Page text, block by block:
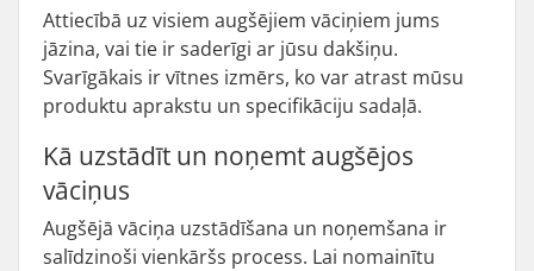
Attiecībā uz visiem augšējiem vāciņiem jums
jāzina, vai tie ir saderīgi ar jūsu dakšiņu.
Svarīgākais ir vītnes izmērs, ko var atrast mūsu
produktu aprakstu un specifikāciju sadaļā.
Kā uzstādīt un noņemt augšējos
vāciņus
Augšējā vāciņa uzstādīšana un noņemšana ir
salīdzinoši vienkāršs process. Lai nomainītu